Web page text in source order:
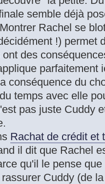
semble déjà
Rachel se
!) permet
des
parfaitement
conséquence du
temps avec elle
pas juste Cuddy
Rachat de crédit et
il dit que Rachel
qu'il le pense
Cuddy (de